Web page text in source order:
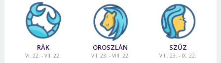
RÁK
VI. 22. - VII. 22.
OROSZLÁN
VII. 23. - VIII. 22.
SZŰZ
VIII. 23. - IX. 22.